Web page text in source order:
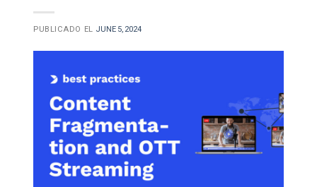
PUBLICADO EL JUNE 5, 2024